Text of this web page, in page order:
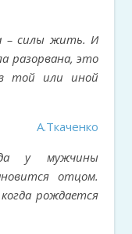
разорвана, это
той или иной
А.Ткаченко
у мужчины
отцом.
рождается